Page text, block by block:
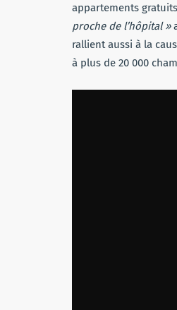
appartements
proche de l’hôpital »
rallient aussi à la
à plus de 20 000